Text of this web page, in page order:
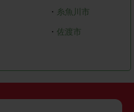
・ 糸魚川市
・ 佐渡市